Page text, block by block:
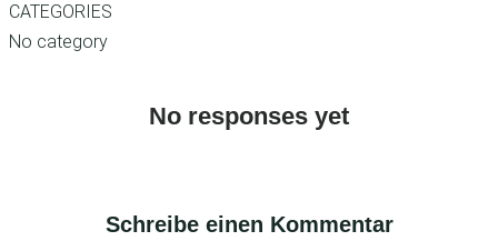
CATEGORIES
No category
No responses yet
Schreibe einen Kommentar